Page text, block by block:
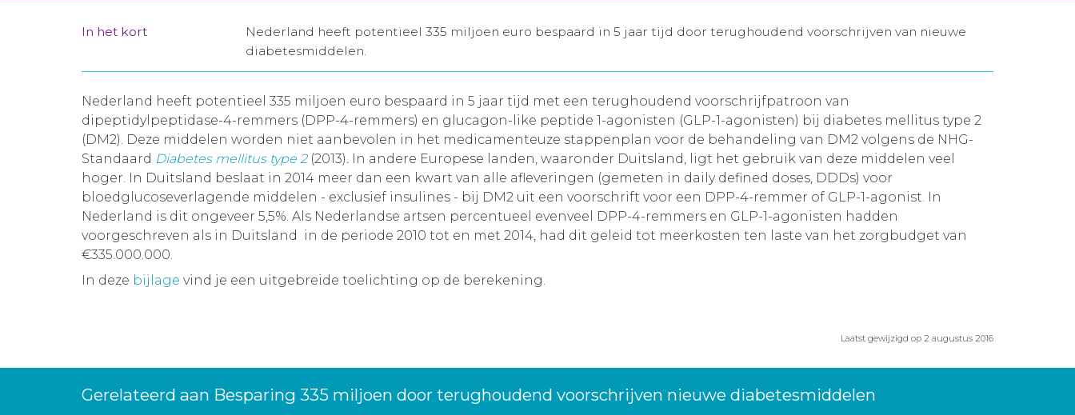
In het kort
Nederland heeft potentieel 335 miljoen euro bespaard in 5 jaar tijd door terughoudend voorschrijven van nieuwe
diabetesmiddelen.
Nederland heeft potentieel 335 miljoen euro bespaard in 5 jaar tijd met een terughoudend voorschrijfpatroon van
dipeptidylpeptidase-4-remmers (DPP-4-remmers) en glucagon-like peptide 1-agonisten (GLP-1-agonisten) bij diabetes mellitus type 2
(DM2). Deze middelen worden niet aanbevolen in het medicamenteuze stappenplan voor de behandeling van DM2 volgens de NHG-
Standaard Diabetes mellitus type 2(2013). In andere Europese landen, waaronder Duitsland, ligt het gebruik van deze middelen veel
hoger. In Duitsland beslaat in 2014 meer dan een kwart van alle afleveringen (gemeten in daily defined doses, DDDs) voor
bloedglucoseverlagende middelen - exclusief insulines - bij DM2 uit een voorschrift voor een DPP-4-remmer of GLP-1-agonist. In
Nederland is dit ongeveer 5,5%. Als Nederlandse artsen percentueel evenveel DPP-4-remmers en GLP-1-agonisten hadden
voorgeschreven als in Duitsland in de periode 2010 tot en met 2014, had dit geleid tot meerkosten ten laste van het zorgbudget van
€335.000.000.
In deze bijlage vind je een uitgebreide toelichting op de berekening.
Laatst gewijzigd op 2 augustus 2016
Gerelateerd aan Besparing 335 miljoen door terughoudend voorschrijven nieuwe diabetesmiddelen